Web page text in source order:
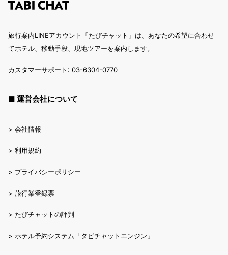
旅行案内LINEアカウント「たびチャット」は、あなたの希望に合わせ
てホテル、移動手段、現地ツアーを案内します。
カスタマーサポート: 03-6304-0770
■ 運営会社について
> 会社情報
> 利用規約
> プライバシーポリシー
> 旅行業登録票
> たびチャットの評判
> ホテル予約システム「タビチャットエンジン」